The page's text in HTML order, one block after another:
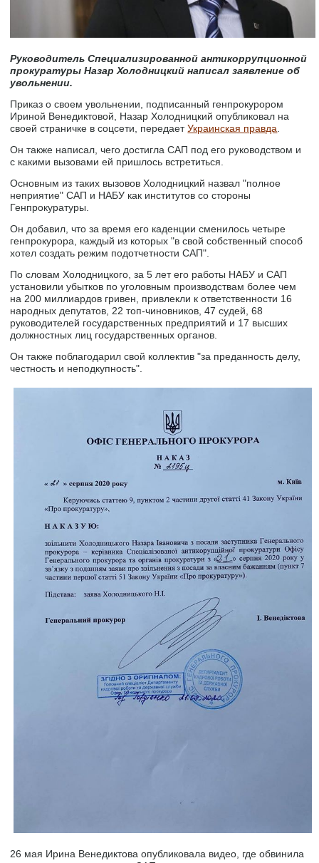
Руководитель Специализированной антикоррупционной
прокуратуры Назар Холодницкий написал заявление об
увольнении.
Приказ о своем увольнении, подписанный генпрокурором
Ириной Венедиктовой, Назар Холодницкий опубликовал на
своей страничке в соцсети, передаетУкраинская правда.
Он также написал, чего достигла САП под его руководством и
с какими вызовами ей пришлось встретиться.
Основным из таких вызовов Холодницкий назвал "полное
неприятие" САП и НАБУ как институтов со стороны
Генпрокуратуры.
Он добавил, что за время его каденции сменилось четыре
генпрокурора, каждый из которых "в свой собственный способ
хотел создать режим подотчетности САП".
По словам Холодницкого, за 5 лет его работы НАБУ и САП
установили убытков по уголовным производствам более чем
на 200 миллиардов гривен, привлекли к ответственности 16
народных депутатов, 22 топ-чиновников, 47 судей, 68
руководителей государственных предприятий и 17 высших
должностных лиц государственных органов.
Он также поблагодарил свой коллектив "за преданность делу,
честность и неподкупность".
26 мая Ирина Венедиктова опубликовала видео, где обвинила